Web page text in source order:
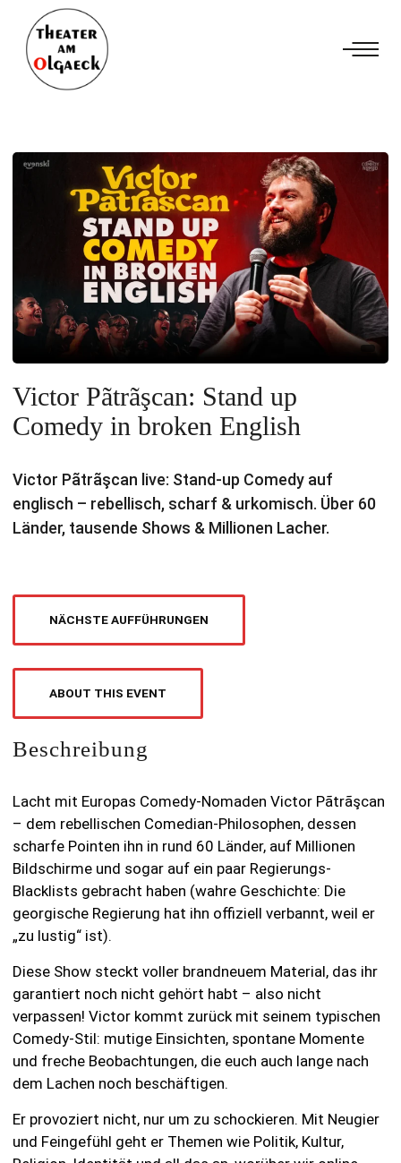
Victor Pãtrãşcan: Stand up
Comedy in broken English
Victor Pãtrãşcan live: Stand-up Comedy auf
englisch – rebellisch, scharf & urkomisch. Über 60
Länder, tausende Shows & Millionen Lacher.
NÄCHSTE AUFFÜHRUNGEN
ABOUT THIS EVENT
Beschreibung
Lacht mit Europas Comedy-Nomaden Victor Pãtrãşcan
– dem rebellischen Comedian-Philosophen, dessen
scharfe Pointen ihn in rund 60 Länder, auf Millionen
Bildschirme und sogar auf ein paar Regierungs-
Blacklists gebracht haben (wahre Geschichte: Die
georgische Regierung hat ihn offiziell verbannt, weil er
„zu lustig“ ist).
Diese Show steckt voller brandneuem Material, das ihr
garantiert noch nicht gehört habt – also nicht
verpassen! Victor kommt zurück mit seinem typischen
Comedy-Stil: mutige Einsichten, spontane Momente
und freche Beobachtungen, die euch auch lange nach
dem Lachen noch beschäftigen.
Er provoziert nicht, nur um zu schockieren. Mit Neugier
und Feingefühl geht er Themen wie Politik, Kultur,